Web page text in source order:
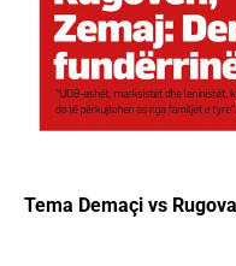
Tema Demaçi vs